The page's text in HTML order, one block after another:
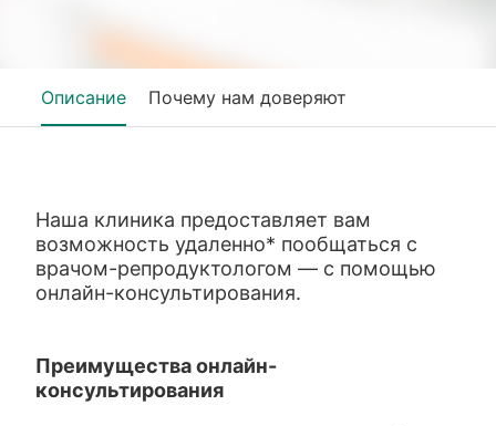
Описание Почему нам доверяют
Наша клиника предоставляет вам
возможность удаленно* пообщаться с
врачом-репродуктологом — с помощью
онлайн-консультирования.
Преимущества онлайн-
консультирования